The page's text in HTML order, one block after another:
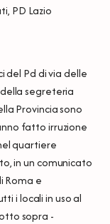
, PD Lazio
Pd di via delle
segreteria
Provincia sono
fatto irruzione
quartiere
in un comunicato
Roma e
i locali in uso al
sopra -